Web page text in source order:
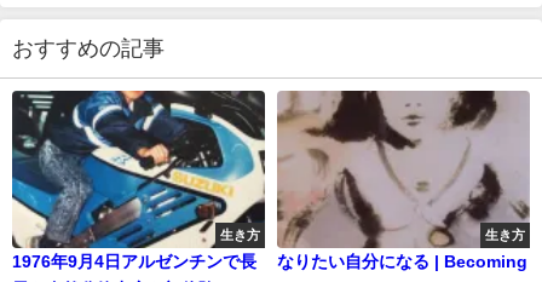
おすすめの記事
生き方
1976年9月4日アルゼンチンで長
生き方
なりたい自分になる | Becoming